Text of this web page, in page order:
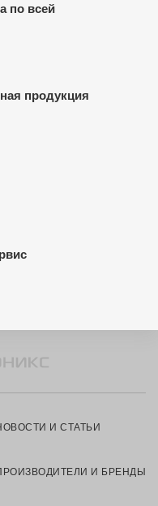
по всей
продукция
И СТАТЬИ
И БРЕНДЫ